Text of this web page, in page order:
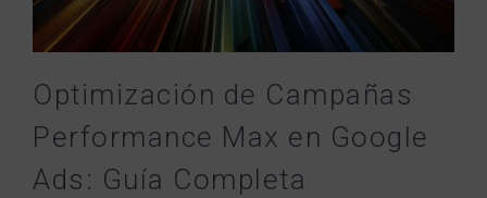
Optimización de Campañas
Performance Max en Google
Ads: Guía Completa